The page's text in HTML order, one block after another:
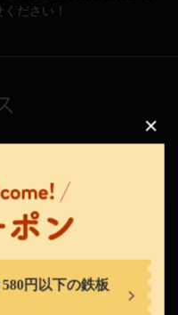
円以下の鉄板
ださい！
ェアする
ー